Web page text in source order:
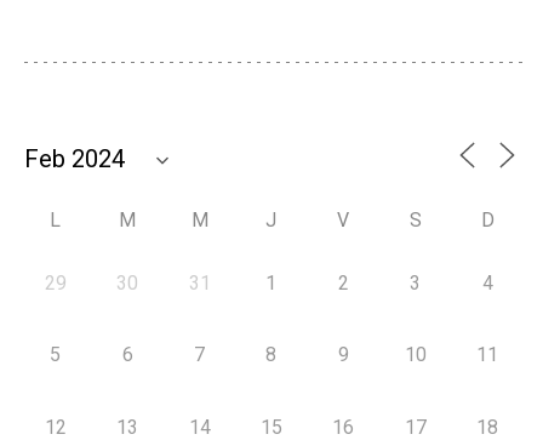
L M M J V S D
29 30 31 1 2 3 4
5 6 7 8 9 10 11
12 13 14 15 16 17 18